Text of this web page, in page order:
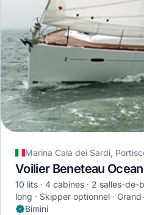
Marina Cala dei Sardi,
Voilier Beneteau
10 lits 4 cabines 2 salles-de-
long
Skipper optionnel
Bimini